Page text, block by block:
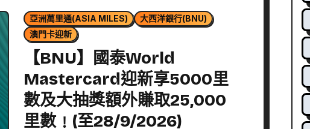
亞洲萬里通(ASIA MILES)
大西洋銀行(BNU)
澳門卡迎新
【BNU】國泰World
Mastercard迎新享5000里
數及大抽獎額外賺取25,000
里數﹗(至28/9/2026)